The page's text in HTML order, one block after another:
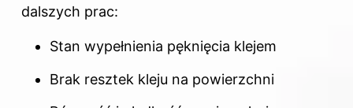
dalszych prac:
Stan wypełnienia pęknięcia klejem
Brak resztek kleju na powierzchni